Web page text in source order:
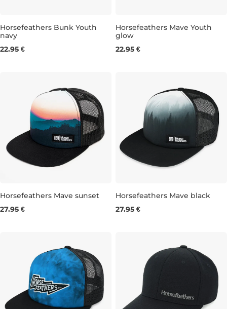
Horsefeathers Bunk Youth
navy
22.95 €
Horsefeathers Mave Youth
glow
22.95 €
Horsefeathers Mave sunset
27.95 €
Horsefeathers Mave black
27.95 €